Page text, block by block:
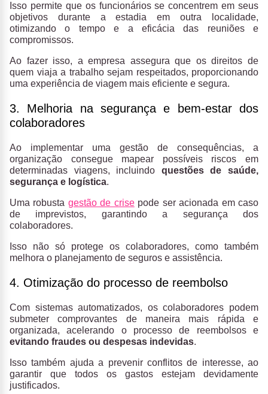
Isso permite que os funcionários se concentrem em seus
objetivos durante a estadia em outra localidade,
otimizando o tempo e a eficácia das reuniões e
compromissos.
Ao fazer isso, a empresa assegura que osdireitos de
quem viaja a trabalhosejam respeitados, proporcionando
uma experiência de viagem mais eficiente e segura.
3. Melhoria na segurança e bem-estar dos
colaboradores
Ao implementar uma gestão de consequências, a
organização consegue mapear possíveis riscos em
determinadas viagens, incluindo questões de saúde,
segurança e logística.
Uma robusta gestão de crisepode ser acionada em caso
de imprevistos, garantindo a segurança dos
colaboradores.
Isso não só protege os colaboradores, como também
melhora o planejamento de seguros e assistência.
4. Otimização do processo de reembolso
Com sistemas automatizados, os colaboradores podem
submeter comprovantes de maneira mais rápida e
organizada, acelerando o processo de reembolsos e
evitando fraudes ou despesas indevidas.
Isso também ajuda a prevenir conflitos de interesse, ao
garantir que todos os gastos estejam devidamente
justificados.